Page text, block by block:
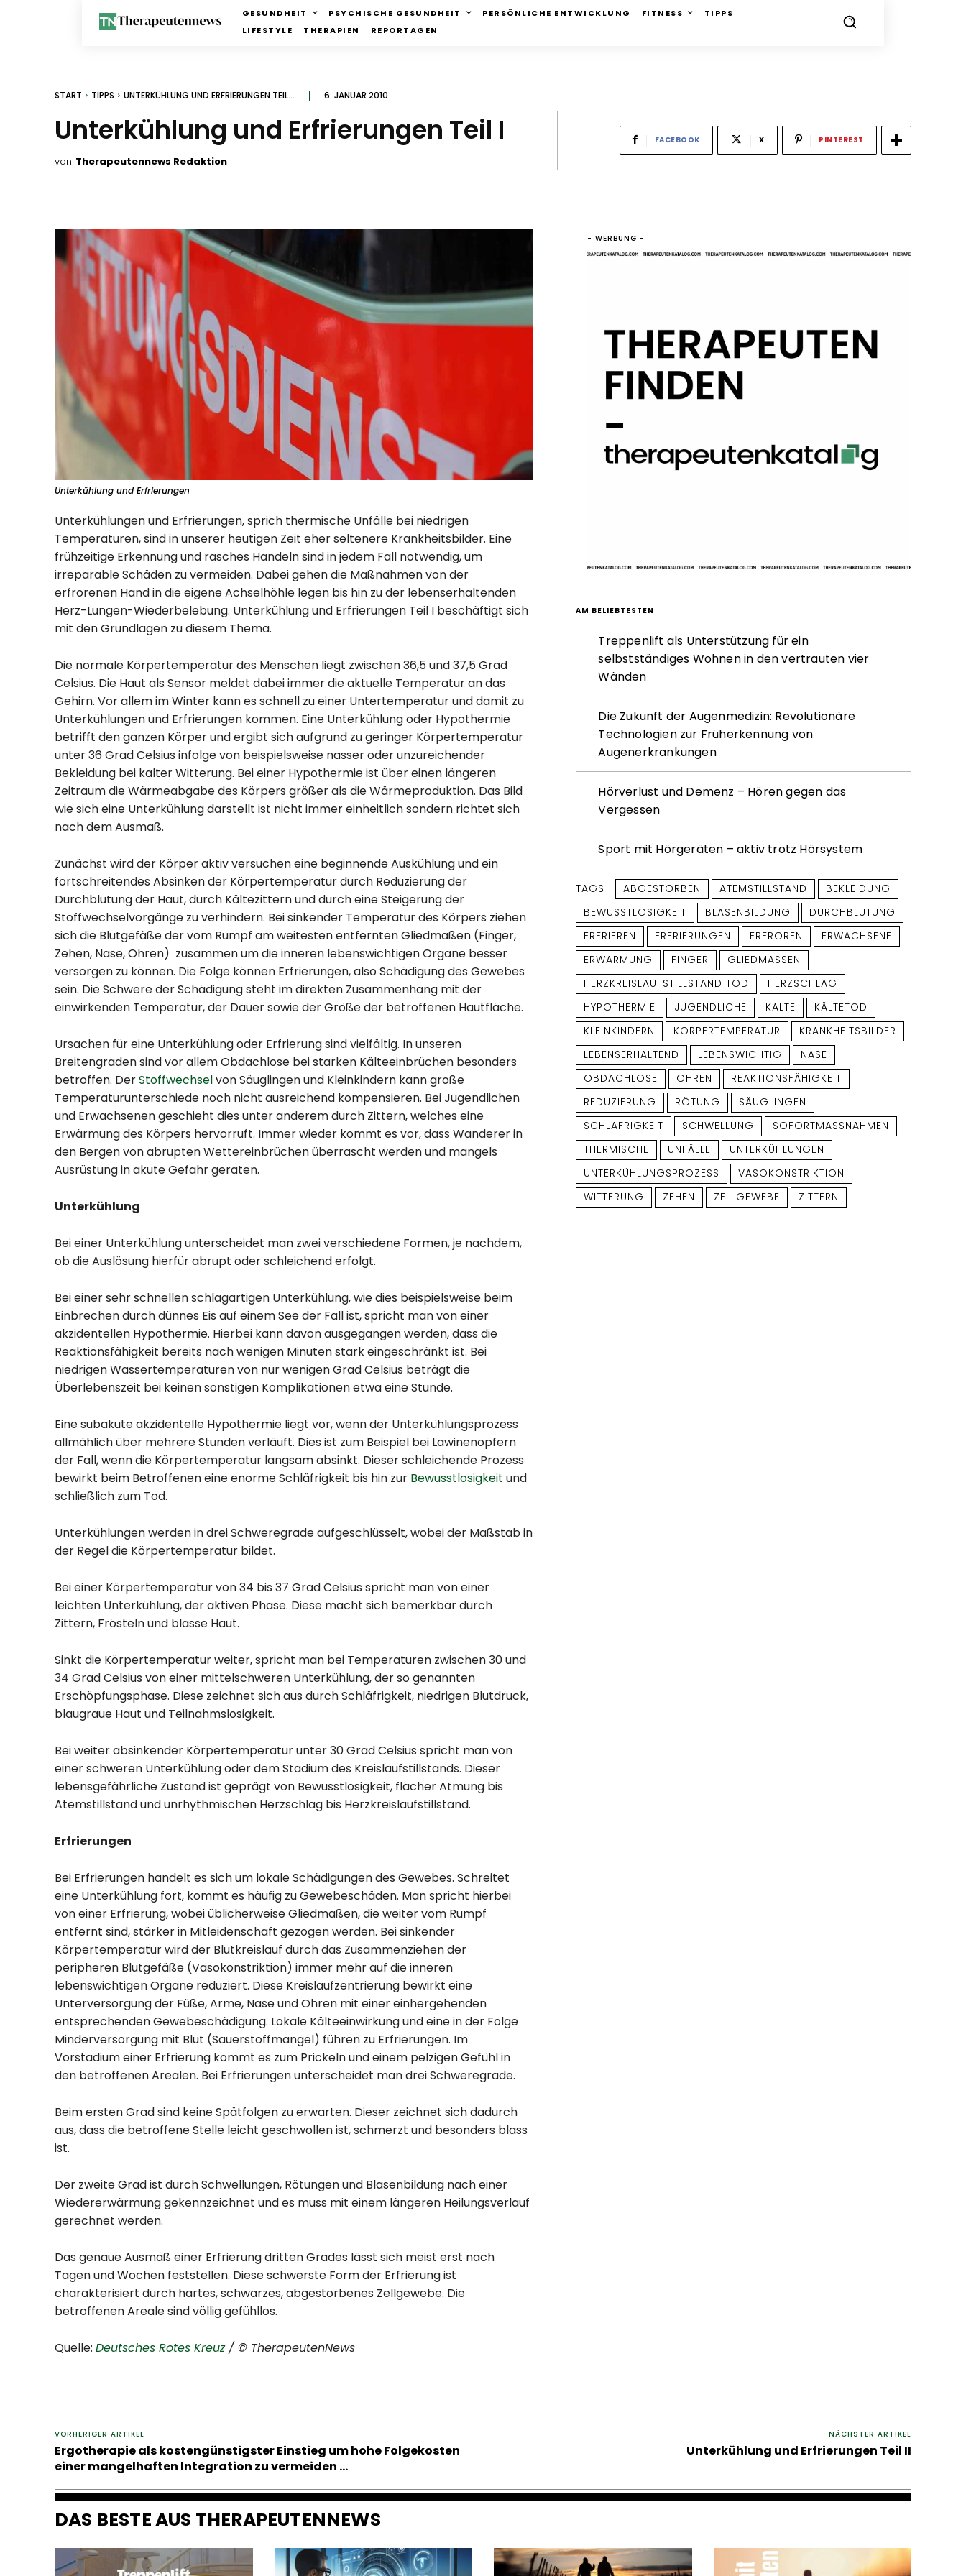
GESUNDHEIT PSYCHISCHE GESUNDHEIT PERSÖNLICHE ENTWICKLUNG FITNESS
TIPPS
LIFESTYLE
THERAPIEN REPORTAGEN
START TIPPS UNTERKÜHLUNG UND ERFRIERUNGEN TEIL... 6. JANUAR 2010
Unterkühlung und Erfrierungen Teil I
von Therapeutennews Redaktion
FACEBOOK X PINTEREST
Unterkühlung und Erfrierungen
Unterkühlungen und Erfrierungen, sprich thermische Unfälle bei niedrigen
Temperaturen, sind in unserer heutigen Zeit eher seltenere Krankheitsbilder. Eine
frühzeitige Erkennung und rasches Handeln sind in jedem Fall notwendig, um
irreparable Schäden zu vermeiden. Dabei gehen die Maßnahmen von der
erfrorenen Hand in die eigene Achselhöhle legen bis hin zu der lebenserhaltenden
Herz-Lungen-Wiederbelebung. Unterkühlung und Erfrierungen Teil I beschäftigt sich
mit den Grundlagen zu diesem Thema.
Die normale Körpertemperatur des Menschen liegt zwischen 36,5 und 37,5 Grad
Celsius. Die Haut als Sensor meldet dabei immer die aktuelle Temperatur an das
Gehirn. Vor allem im Winter kann es schnell zu einer Untertemperatur und damit zu
Unterkühlungen und Erfrierungen kommen. Eine Unterkühlung oder Hypothermie
betrifft den ganzen Körper und ergibt sich aufgrund zu geringer Körpertemperatur
unter 36 Grad Celsius infolge von beispielsweise nasser oder unzureichender
Bekleidung bei kalter Witterung. Bei einer Hypothermie ist über einen längeren
Zeitraum die Wärmeabgabe des Körpers größer als die Wärmeproduktion. Das Bild
wie sich eine Unterkühlung darstellt ist nicht immer einheitlich sondern richtet sich
nach dem Ausmaß.
Zunächst wird der Körper aktiv versuchen eine beginnende Auskühlung und ein
fortschreitendes Absinken der Körpertemperatur durch Reduzierung der
Durchblutung der Haut, durch Kältezittern und durch eine Steigerung der
Stoffwechselvorgänge zu verhindern. Bei sinkender Temperatur des Körpers ziehen
sich die Blutgefäße der vom Rumpf am weitesten entfernten Gliedmaßen (Finger,
Zehen, Nase, Ohren) zusammen um die inneren lebenswichtigen Organe besser
versorgen zu können. Die Folge können Erfrierungen, also Schädigung des Gewebes
sein. Die Schwere der Schädigung steht im direkten Zusammenhang mit der
einwirkenden Temperatur, der Dauer sowie der Größe der betroffenen Hautfläche.
Ursachen für eine Unterkühlung oder Erfrierung sind vielfältig. In unseren
Breitengraden sind vor allem Obdachlose bei starken Kälteeinbrüchen besonders
betroffen. DerStoffwechselvon Säuglingen und Kleinkindern kann große
Temperaturunterschiede noch nicht ausreichend kompensieren. Bei Jugendlichen
und Erwachsenen geschieht dies unter anderem durch Zittern, welches eine
Erwärmung des Körpers hervorruft. Immer wieder kommt es vor, dass Wanderer in
den Bergen von abrupten Wettereinbrüchen überrascht werden und mangels
Ausrüstung in akute Gefahr geraten.
Unterkühlung
Bei einer Unterkühlung unterscheidet man zwei verschiedene Formen, je nachdem,
ob die Auslösung hierfür abrupt oder schleichend erfolgt.
Bei einer sehr schnellen schlagartigen Unterkühlung, wie dies beispielsweise beim
Einbrechen durch dünnes Eis auf einem See der Fall ist, spricht man von einer
akzidentellen Hypothermie. Hierbei kann davon ausgegangen werden, dass die
Reaktionsfähigkeit bereits nach wenigen Minuten stark eingeschränkt ist. Bei
niedrigen Wassertemperaturen von nur wenigen Grad Celsius beträgt die
Überlebenszeit bei keinen sonstigen Komplikationen etwa eine Stunde.
Eine subakute akzidentelle Hypothermie liegt vor, wenn der Unterkühlungsprozess
allmählich über mehrere Stunden verläuft. Dies ist zum Beispiel bei Lawinenopfern
der Fall, wenn die Körpertemperatur langsam absinkt. Dieser schleichende Prozess
bewirkt beim Betroffenen eine enorme Schläfrigkeit bis hin zur Bewusstlosigkeit und
schließlich zum Tod.
Unterkühlungen werden in drei Schweregrade aufgeschlüsselt, wobei der Maßstab in
der Regel die Körpertemperatur bildet.
Bei einer Körpertemperatur von 34 bis 37 Grad Celsius spricht man von einer
leichten Unterkühlung, der aktiven Phase. Diese macht sich bemerkbar durch
Zittern, Frösteln und blasse Haut.
Sinkt die Körpertemperatur weiter, spricht man bei Temperaturen zwischen 30 und
34 Grad Celsius von einer mittelschweren Unterkühlung, der so genannten
Erschöpfungsphase. Diese zeichnet sich aus durch Schläfrigkeit, niedrigen Blutdruck,
blaugraue Haut und Teilnahmslosigkeit.
Bei weiter absinkender Körpertemperatur unter 30 Grad Celsius spricht man von
einer schweren Unterkühlung oder dem Stadium des Kreislaufstillstands. Dieser
lebensgefährliche Zustand ist geprägt von Bewusstlosigkeit, flacher Atmung bis
Atemstillstand und unrhythmischen Herzschlag bis Herzkreislaufstillstand.
Erfrierungen
Bei Erfrierungen handelt es sich um lokale Schädigungen des Gewebes. Schreitet
eine Unterkühlung fort, kommt es häufig zu Gewebeschäden. Man spricht hierbei
von einer Erfrierung, wobei üblicherweise Gliedmaßen, die weiter vom Rumpf
entfernt sind, stärker in Mitleidenschaft gezogen werden. Bei sinkender
Körpertemperatur wird der Blutkreislauf durch das Zusammenziehen der
peripheren Blutgefäße (Vasokonstriktion) immer mehr auf die inneren
lebenswichtigen Organe reduziert. Diese Kreislaufzentrierung bewirkt eine
Unterversorgung der Füße, Arme, Nase und Ohren mit einer einhergehenden
entsprechenden Gewebeschädigung. Lokale Kälteeinwirkung und eine in der Folge
Minderversorgung mit Blut (Sauerstoffmangel) führen zu Erfrierungen. Im
Vorstadium einer Erfrierung kommt es zum Prickeln und einem pelzigen Gefühl in
den betroffenen Arealen. Bei Erfrierungen unterscheidet man drei Schweregrade.
Beim ersten Grad sind keine Spätfolgen zu erwarten. Dieser zeichnet sich dadurch
aus, dass die betroffene Stelle leicht geschwollen ist, schmerzt und besonders blass
ist.
Der zweite Grad ist durch Schwellungen, Rötungen und Blasenbildung nach einer
Wiedererwärmung gekennzeichnet und es muss mit einem längeren Heilungsverlauf
gerechnet werden.
Das genaue Ausmaß einer Erfrierung dritten Grades lässt sich meist erst nach
Tagen und Wochen feststellen. Diese schwerste Form der Erfrierung ist
charakterisiert durch hartes, schwarzes, abgestorbenes Zellgewebe. Die
betroffenen Areale sind völlig gefühllos.
Quelle: Deutsches Rotes Kreuz/ © TherapeutenNews
- WERBUNG -
AM BELIEBTESTEN
Treppenlift als Unterstützung für ein
selbstständiges Wohnen in den vertrauten vier
Wänden
Die Zukunft der Augenmedizin: Revolutionäre
Technologien zur Früherkennung von
Augenerkrankungen
Hörverlust und Demenz – Hören gegen das
Vergessen
Sport mit Hörgeräten – aktiv trotz Hörsystem
TAGS ABGESTORBEN ATEMSTILLSTAND
BEKLEIDUNG
BEWUSSTLOSIGKEIT
BLASENBILDUNG
DURCHBLUTUNG
ERFRIEREN
ERFRIERUNGEN ERFROREN
ERWACHSENE
ERWÄRMUNG
FINGER
GLIEDMASSEN
HERZKREISLAUFSTILLSTAND TOD
HERZSCHLAG
HYPOTHERMIE
JUGENDLICHE KALTE
KÄLTETOD
KLEINKINDERN
KÖRPERTEMPERATUR
KRANKHEITSBILDER
LEBENSERHALTEND
LEBENSWICHTIG
NASE
OBDACHLOSE
OHREN
REAKTIONSFÄHIGKEIT
REDUZIERUNG
RÖTUNG
SÄUGLINGEN
SCHLÄFRIGKEIT
SCHWELLUNG
SOFORTMASSNAHMEN
THERMISCHE
UNFÄLLE
UNTERKÜHLUNGEN
UNTERKÜHLUNGSPROZESS
VASOKONSTRIKTION
WITTERUNG
ZEHEN ZELLGEWEBE ZITTERN
VORHERIGER ARTIKEL
Ergotherapie als kostengünstigster Einstieg um hohe Folgekosten
einer mangelhaften Integration zu vermeiden …
NÄCHSTER ARTIKEL
Unterkühlung und Erfrierungen Teil II
DAS BESTE AUS THERAPEUTENNEWS